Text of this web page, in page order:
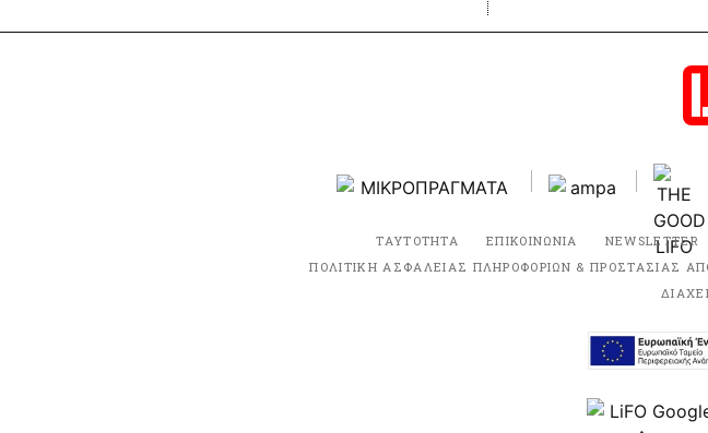
ΤΑΥΤΟΤΗΤΑ ΕΠΙΚΟΙΝΩΝΙΑ NEWSLETTER
ΠΟΛΙΤΙΚΗ ΑΣΦΑΛΕΙΑΣ ΠΛΗΡΟΦΟΡΙΩΝ & ΠΡΟΣΤΑΣΙΑΣ